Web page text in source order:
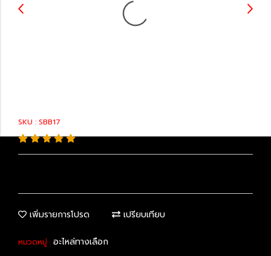
SKU : SBB17
เพิ่มรายการโปรด เปรียบเทียบ
หมวดหมู่ : อะไหล่ทางเลือก